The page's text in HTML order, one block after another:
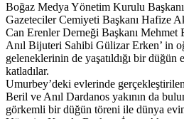
Boğaz Medya Yönetim Kurulu
Gazeteciler Cemiyeti Başkanı Hafize
Can Erenler Derneği Başkanı Mehmet
Anıl Bijuteri Sahibi Gülizar Erken’ in
geleneklerinin de yaşatıldığı bir
katladılar.
Umurbey’deki evlerinde
Beril ve Anıl Dardanos yakının da
görkemli bir düğün töreni ile dünya